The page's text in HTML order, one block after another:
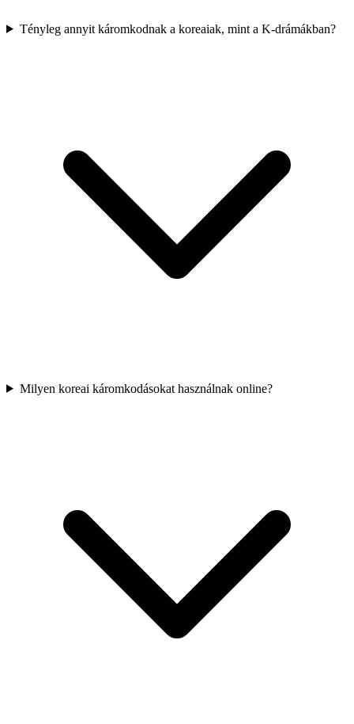
Tényleg annyit káromkodnak a koreaiak, mint a K-drámákban?
Milyen koreai káromkodásokat használnak online?